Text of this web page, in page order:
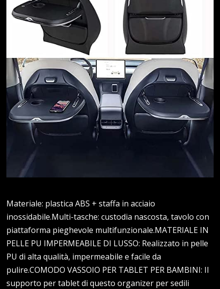
Materiale: plastica ABS + staffa in acciaio
inossidabile.Multi-tasche: custodia nascosta, tavolo con
piattaforma pieghevole multifunzionale.MATERIALE IN
PELLE PU IMPERMEABILE DI LUSSO: Realizzato in pelle
PU di alta qualità, impermeabile e facile da
pulire.COMODO VASSOIO PER TABLET PER BAMBINI: Il
supporto per tablet di questo organizer per sedili